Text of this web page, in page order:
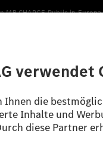
Public in
Messverfahren
eines Pkw sind
2008/EG nach NEFZ
vorläufig und wurden